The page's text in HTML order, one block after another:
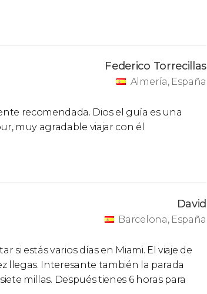
Federico Torrecillas
Almería, España
recomendada. Dios el guía es una
muy agradable viajar con él
David
Barcelona, España
si estás varios días en Miami. El viaje de
llegas. Interesante también la parada
millas. Después tienes 6 horas para